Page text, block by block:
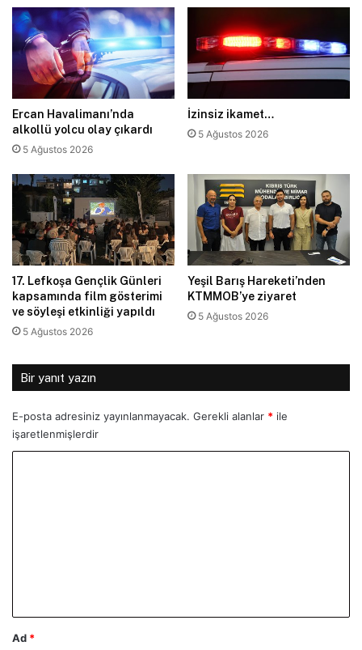
Ercan Havalimanı’nda
alkollü yolcu olay çıkardı
5 Ağustos 2026
İzinsiz ikamet…
5 Ağustos 2026
17. Lefkoşa Gençlik Günleri
kapsamında film gösterimi
ve söyleşi etkinliği yapıldı
5 Ağustos 2026
Yeşil Barış Hareketi’nden
KTMMOB’ye ziyaret
5 Ağustos 2026
Bir yanıt yazın
E-posta adresiniz yayınlanmayacak. Gerekli alanlar * ile
işaretlenmişlerdir
Ad *